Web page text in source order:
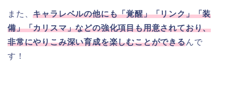
また、キャラレベルの他にも「覚醒」「リンク」「装
備」「カリスマ」などの強化項目も用意されており、
非常にやりこみ深い育成を楽しむことができるんで
す！